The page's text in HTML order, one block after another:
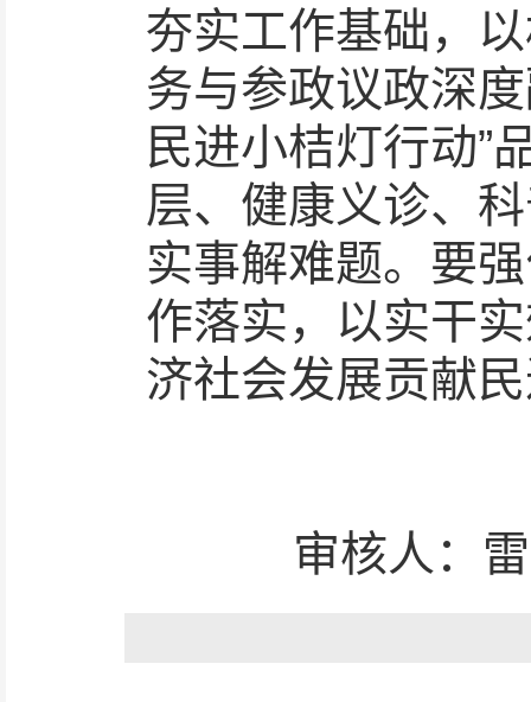
夯实工作基础，
务与参政议政深
民进小桔灯行动”
层、健康义诊、
实事解难题。要
作落实，以实干
济社会发展贡献
审核人：